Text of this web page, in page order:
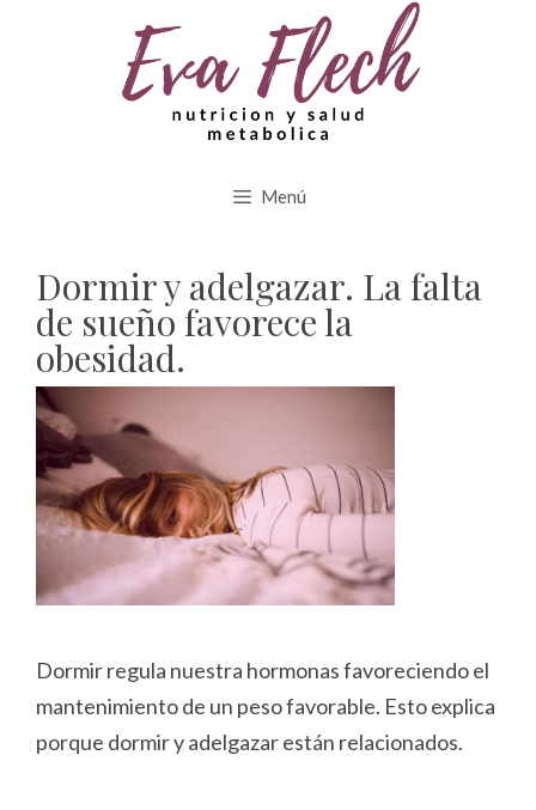
Menú
Dormir y adelgazar. La falta
de sueño favorece la
obesidad.
Dormir regula nuestra hormonas favoreciendo el
mantenimiento de un peso favorable. Esto explica
porque dormir y adelgazar están relacionados.